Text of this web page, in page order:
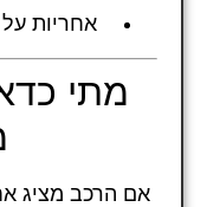
אחריות
מתי
אם הרכב מציג